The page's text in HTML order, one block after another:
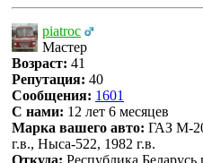
piatroc
Мастер
Возраст: 41
Репутация: 40
Сообщения: 1601
С нами: 12 лет 6 месяцев
Марка вашего авто: ГАЗ М-
г.в., Ныса-522, 1982 г.в.
Откуда: Республика